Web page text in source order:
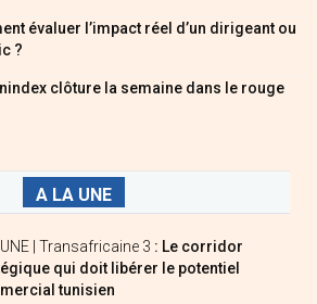
évaluer l’impact réel d’un dirigeant ou
?
clôture la semaine dans le rouge
A LA UNE
| Transafricaine 3 : Le corridor
qui doit libérer le potentiel
tunisien